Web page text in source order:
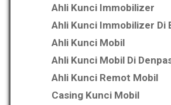
Ahli Kunci Immobilizer
Ahli Kunci Immobilizer Di
Ahli Kunci Mobil
Ahli Kunci Mobil Di
Ahli Kunci Remot Mobil
Casing Kunci Mobil